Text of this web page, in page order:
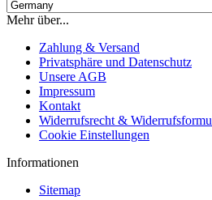
Mehr über...
Zahlung & Versand
Privatsphäre und Datenschutz
Unsere AGB
Impressum
Kontakt
Widerrufsrecht &
Cookie Einstellungen
Informationen
Sitemap